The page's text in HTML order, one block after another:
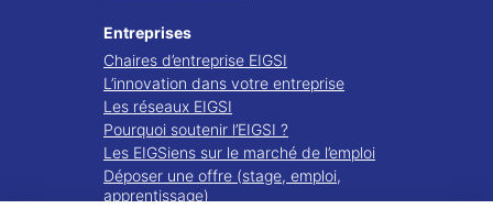
Entreprises
Chaires d’entreprise EIGSI
L’innovation dans votre entreprise
Les réseaux EIGSI
Pourquoi soutenir l’EIGSI ?
Les EIGSiens sur le marché de l’emploi
Déposer une offre (stage, emploi,
apprentissage)